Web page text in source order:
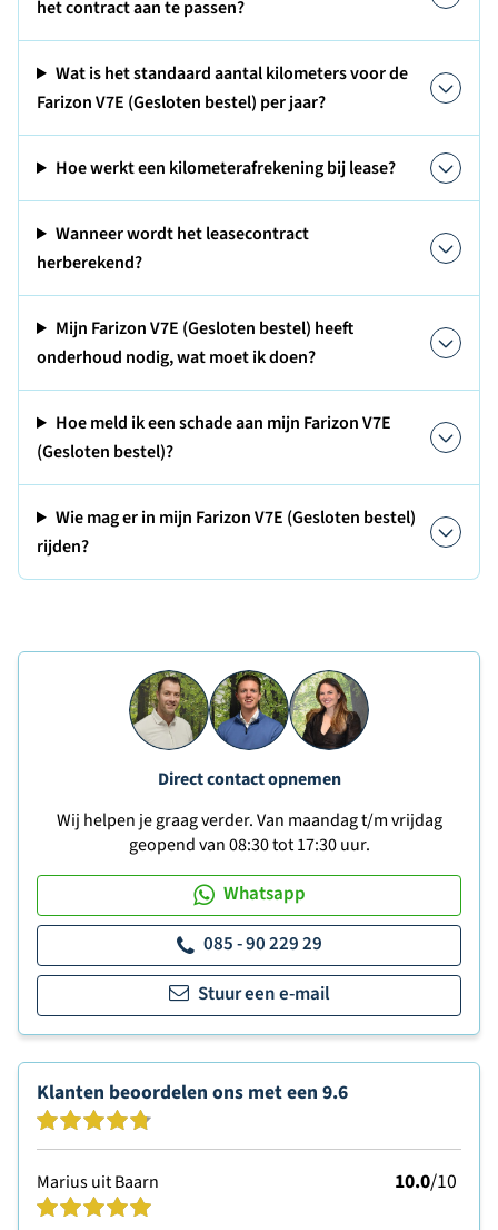
het contract aan te passen?
Wat is het standaard aantal kilometers voor de
Farizon V7E (Gesloten bestel) per jaar?
Hoe werkt een kilometerafrekening bij lease?
Wanneer wordt het leasecontract
herberekend?
Mijn Farizon V7E (Gesloten bestel) heeft
onderhoud nodig, wat moet ik doen?
Hoe meld ik een schade aan mijn Farizon V7E
(Gesloten bestel)?
Wie mag er in mijn Farizon V7E (Gesloten bestel)
rijden?
Direct contact opnemen
Wij helpen je graag verder. Van maandag t/m vrijdag
geopend van 08:30 tot 17:30 uur.
Whatsapp
085 - 90 229 29
Stuur een e-mail
Klanten beoordelen ons met een 9.6
Marius uit Baarn 10.0/10